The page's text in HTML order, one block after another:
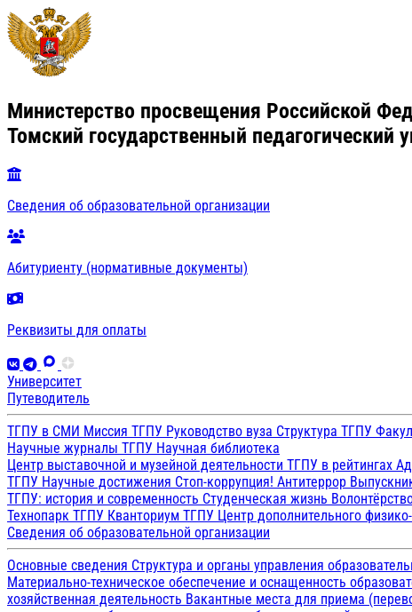
Министерство просвещения Российской
Томский государственный педагогический
Сведения об образовательной организации
Абитуриенту (нормативные документы)
Реквизиты для оплаты
Университет
Путеводитель
ТГПУ в СМИ Миссия ТГПУ Руководство вуза Структура ТГПУ
Научные журналы ТГПУ Научная библиотека
Центр выставочной и музейной деятельности ТГПУ в рейтингах
ТГПУ Научные достижения Стоп-коррупция! Антитеррор
ТГПУ: история и современность Студенческая жизнь
Технопарк ТГПУ Кванториум ТГПУ Центр дополнительного
Сведения об образовательной организации
Основные сведения Структура и органы управления
Материально-техническое обеспечение и оснащенность
хозяйственная деятельность Вакантные места для приема